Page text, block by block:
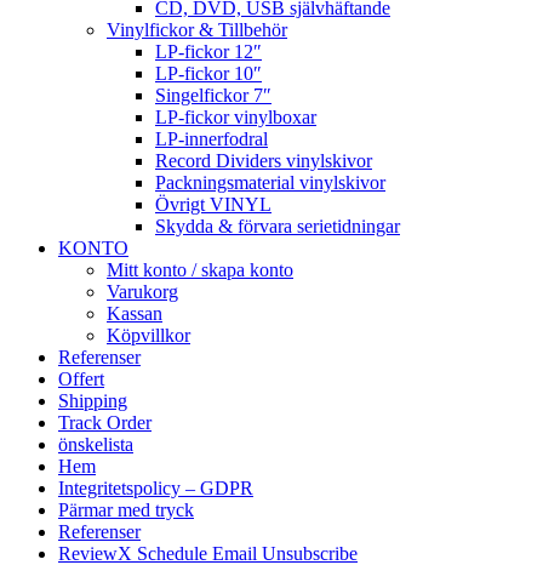
CD, DVD, USB självhäftande
Vinylfickor & Tillbehör
LP-fickor 12″
LP-fickor 10″
Singelfickor 7″
LP-fickor vinylboxar
LP-innerfodral
Record Dividers vinylskivor
Packningsmaterial vinylskivor
Övrigt VINYL
Skydda & förvara serietidningar
KONTO
Mitt konto / skapa konto
Varukorg
Kassan
Köpvillkor
Referenser
Offert
Shipping
Track Order
önskelista
Hem
Integritetspolicy – GDPR
Pärmar med tryck
Referenser
ReviewX Schedule Email Unsubscribe